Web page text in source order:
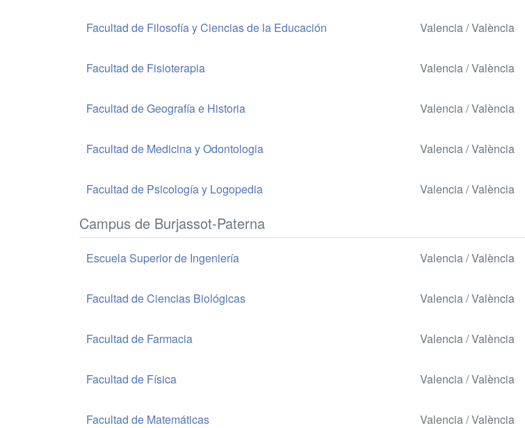
Facultad de Filosofía y Ciencias de la Educación Valencia / València
Facultad de Fisioterapia Valencia / València
Facultad de Geografía e Historia Valencia / València
Facultad de Medicina y Odontologia Valencia / València
Facultad de Psicología y Logopedia Valencia / València
Campus de Burjassot-Paterna
Escuela Superior de Ingeniería Valencia / València
Facultad de Ciencias Biológicas Valencia / València
Facultad de Farmacia Valencia / València
Facultad de Física Valencia / València
Facultad de Matemáticas Valencia / València